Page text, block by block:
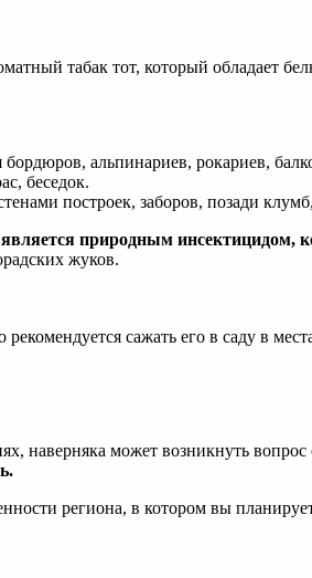
табак тот, который обладает
альпинариев, рокариев,
беседок.
построек, заборов, позади
природным инсектицидом,
жуков.
сажать его в саду в
может возникнуть вопрос
региона, в котором вы